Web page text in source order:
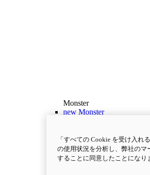
Monster
new Monster
111 ps最高出力
9.3 kgm最大トル
175 kg装備重量（
「すべての Cookie を受け入
の使用状況を分析し、弊社のマ
することに同意したことになり